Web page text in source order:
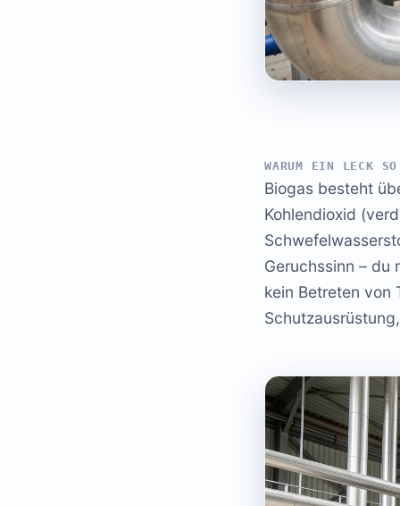
WARUM EIN LECK
Biogas besteht
Kohlendioxid
Geruchssinn – du
kein Betreten von